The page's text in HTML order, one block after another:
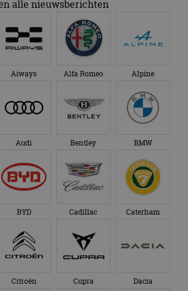
alle nieuwsberichten
Aiways Alfa Romeo Alpine
Audi Bentley BMW
BYD Cadillac Caterham
Citroën Cupra Dacia